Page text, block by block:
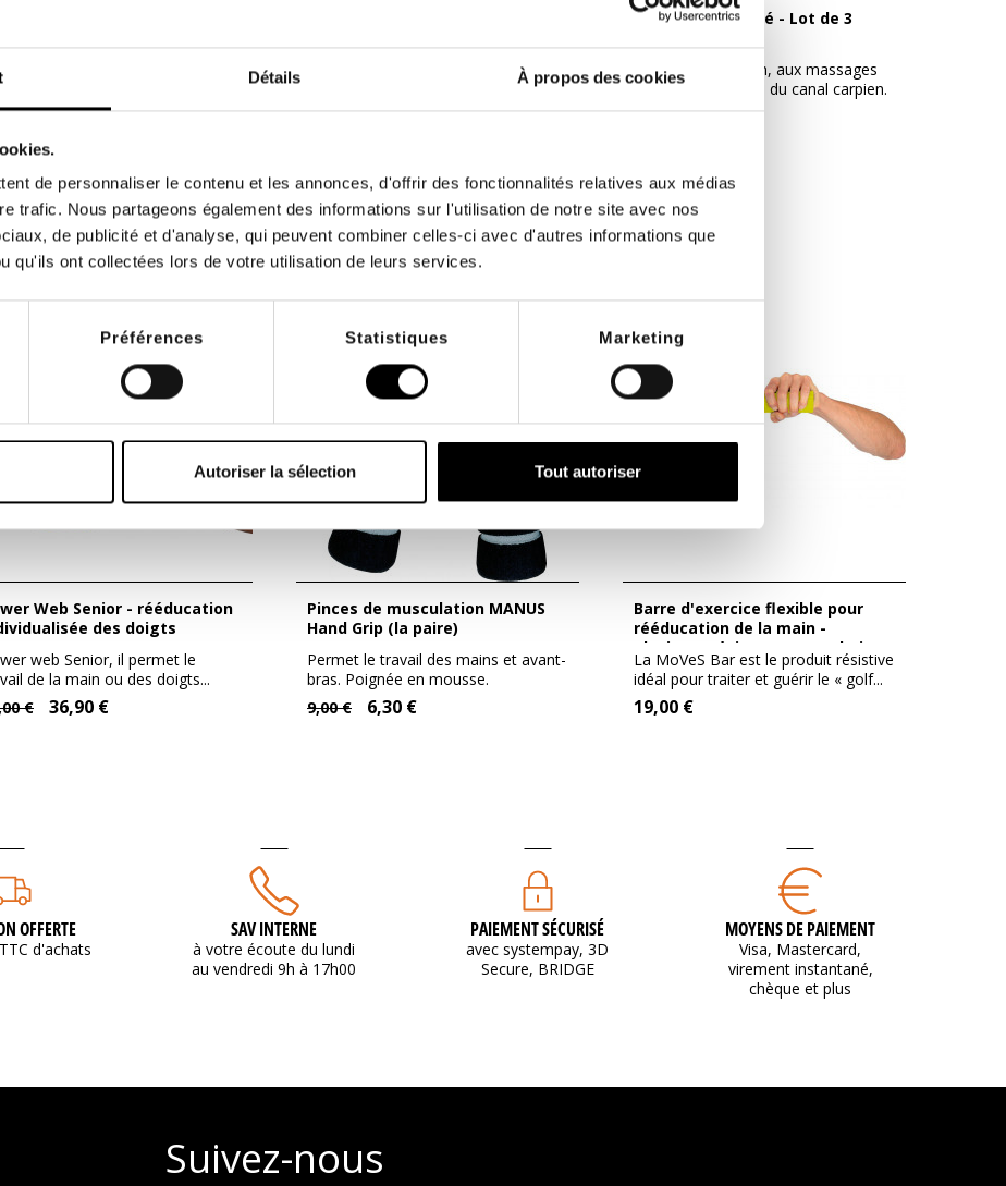
Détails À propos des cookies
de personnaliser le contenu et les annonces, d'offrir des fonctionnalités relatives aux médias
trafic. Nous partageons également des informations sur l'utilisation de notre site avec nos
de publicité et d'analyse, qui peuvent combiner celles-ci avec d'autres informations que
qu'ils ont collectées lors de votre utilisation de leurs services.
Préférences Statistiques Marketing
Autoriser la sélection Tout autoriser
MoVeS Bar est le produit résistive
pour traiter et guérir le « golf...
€
Power web Senior, il permet le
travail de la main ou des doigts...
41,00 €
36,90 €
Balle de motricité - Lot de 3
Aide à la relaxation, aux massages
et à la rééducation du canal carpien.
12,00 €
MÊME MARQUE ET CATÉGORIE
des doigts
web Senior, il permet le
de la main ou des doigts...
€
36,90 €
Pinces de musculation MANUS
Hand Grip (la paire)
Permet le travail des mains et avant-
bras. Poignée en mousse.
Résistance de...
9,00 € 6,30 €
Barre d'exercice flexible pour
rééducation de la main -
plusieurs résistances au choix
La MoVeS Bar est le produit résistive
idéal pour traiter et guérir le « golf...
19,00 €
OFFERTE
d'achats
SAV INTERNE
à votre écoute du lundi
au vendredi 9h à 17h00
PAIEMENT SÉCURISÉ
avec systempay, 3D
Secure, BRIDGE
MOYENS DE PAIEMENT
Visa, Mastercard,
virement instantané,
chèque et plus
Suivez-nous